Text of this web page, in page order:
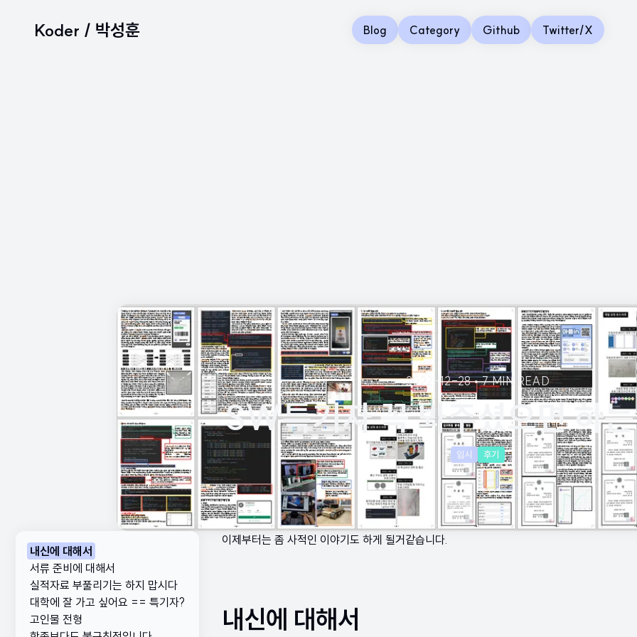
Koder / 박성훈 Blog Category Github Twitter/X
2022-12-28 •7 MIN READ
SW특기자 꼭 봐주셨으면 하
입시 후기
내신에 대해서
서류 준비에 대해서
실적자료 부풀리기는 하지 맙시다
대학에 잘 가고 싶어요 == 특기자?
고인물 전형
이제부터는 좀 사적인 이야기도 하게 될거같습니다.
내신에 대해서